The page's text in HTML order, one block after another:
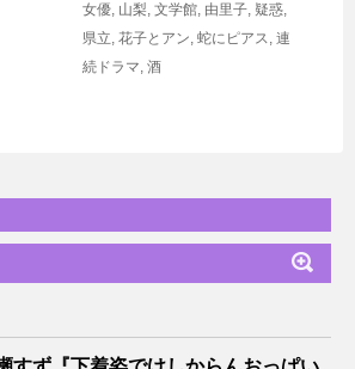
女優, 山梨, 文学館, 由里子, 疑惑,
県立, 花子とアン, 蛇にピアス, 連
続ドラマ, 酒